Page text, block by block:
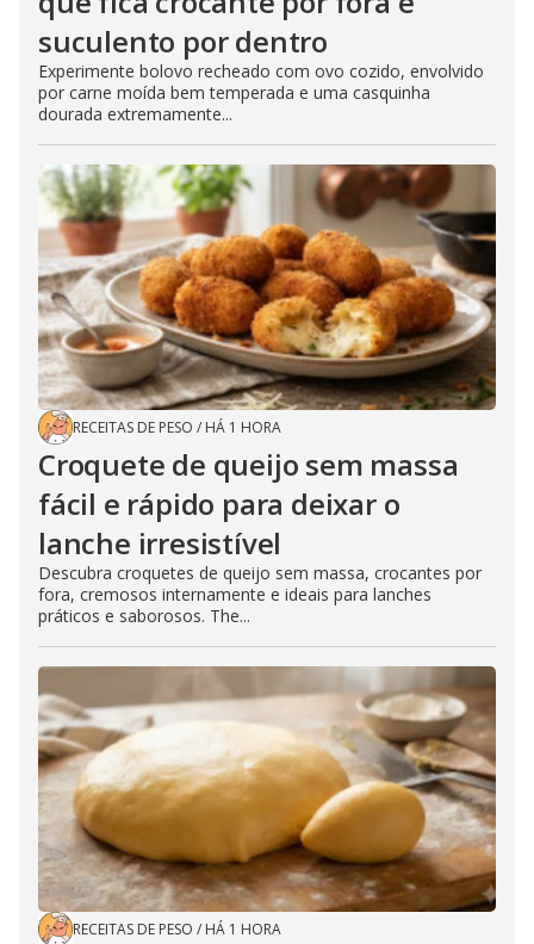
suculento por dentro
Experimente bolovo recheado com ovo cozido, envolvido
por carne moída bem temperada e uma casquinha
dourada extremamente...
RECEITAS DE PESO / HÁ 1 HORA
Croquete de queijo sem massa
fácil e rápido para deixar o
lanche irresistível
Descubra croquetes de queijo sem massa, crocantes por
fora, cremosos internamente e ideais para lanches
práticos e saborosos. The...
RECEITAS DE PESO / HÁ 1 HORA